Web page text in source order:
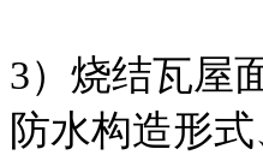
3）烧结瓦屋
防水构造形